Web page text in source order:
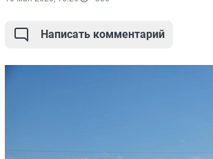
Написать комментарий